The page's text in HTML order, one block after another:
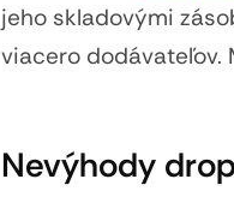
jeho skladovými
viacero dodávateľov.
Nevýhody